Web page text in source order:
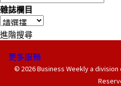
雜誌欄目
進階搜尋
更多服務
© 2026 Business Weekly a